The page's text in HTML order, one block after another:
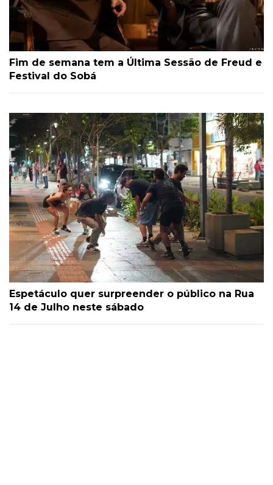
Fim de semana tem a Última Sessão de Freud e
Festival do Sobá
Espetáculo quer surpreender o público na Rua
14 de Julho neste sábado